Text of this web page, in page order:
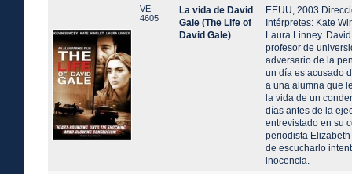
VE-
4605
La vida de David
Gale (The Life of
David Gale)
EEUU, 2003
Intérpretes: Kate
Laura Linney.
profesor de
adversario de la
un día es acusado
a una alumna que
la vida de un
días antes de la
entrevistado en su
periodista
de escucharlo
inocencia.